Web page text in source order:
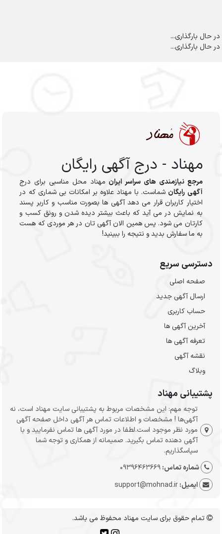
در حال بارگذاری...
در حال بارگذاری...
مهناد - درج آگهی رایگان
مرجع نیازمندی های سراسر ایران مهناد محل مناسبی برای درج
آگهی رایگان شماست. با مهناد علاوه بر امکانات بی شماری که در
اختیار کاربران قرار می دهد آگهی ها بصورت مناسب و کاربر پسند
به نمایش در می آید که باعث بیشتر دیده شدن و رونق کسب و
کارتان می شود. پس همین الان آگهی تان در هر موردی که هست
به ما سفارش بدید و نتیجه را ببینید!
دسترسی سریع
صفحه اصلی
ارسال‌ آگهی جدید
حساب کاربری
آخرین آگهی ها
تعرفه آگهی ها
نقشه آگهی
وبلاگ
پشتیبانی مهناد
توجه مهم: این مشخصات مربوط به پشتیبانی سایت مهناد است، نه
آگهی‌ها ! مشخصات و اطلاعات تماس هر آگهی داخل صفحه آگهی
مورد نظر موجود است.لطفا در مورد آگهی ها تماس نفرمایید و با
آگهی دهنده تماس بگیرید. صمیمانه از همکاری و توجه شما
سپاسگذاریم.
شماره تماس:09396463669
ایمیل:support@mohnad.ir
تمام حقوق برای سایت مهناد محفوظ می باشد.